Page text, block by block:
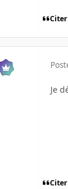
Citer
Je
Citer